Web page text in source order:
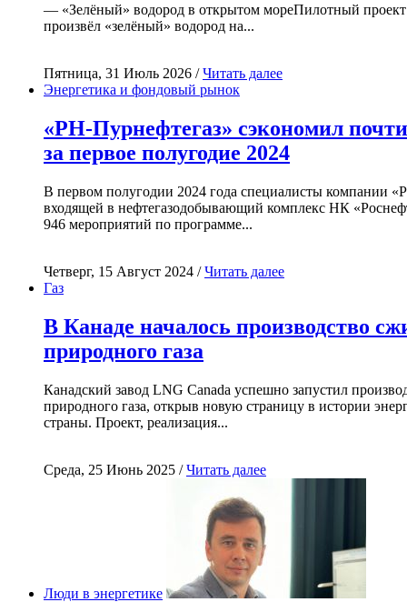
— «Зелёный» водород в открытом мореПилотный
произвёл «зелёный» водород на...
Пятница, 31 Июль 2026 /Читать далее
Энергетика и фондовый рынок
«РН-Пурнефтегаз» сэкономил
за первое полугодие 2024
В первом полугодии 2024 года специалисты компании
входящей в нефтегазодобывающий комплекс НК
946 мероприятий по программе...
Четверг, 15 Август 2024 /Читать далее
Газ
В Канаде началось производство
природного газа
Канадский завод LNG Canada успешно запустил
природного газа, открыв новую страницу в истории
страны. Проект, реализация...
Среда, 25 Июнь 2025 /Читать далее
Люди в энергетике